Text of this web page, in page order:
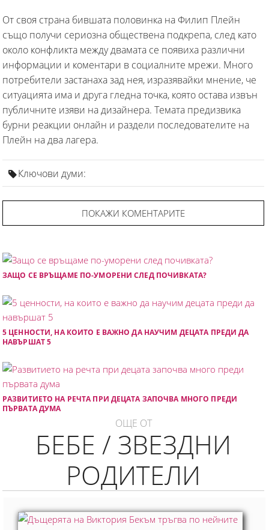
От своя страна бившата половинка на Филип Плейн
също получи сериозна обществена подкрепа, след като
около конфликта между двамата се появиха различни
информации и коментари в социалните мрежи. Много
потребители застанаха зад нея, изразявайки мнение, че
ситуацията има и друга гледна точка, която остава извън
публичните изяви на дизайнера. Темата предизвика
бурни реакции онлайн и раздели последователите на
Плейн на два лагера.
Ключови думи:
ПОКАЖИ КОМЕНТАРИТЕ
ЗАЩО СЕ ВРЪЩАМЕ ПО-УМОРЕНИ СЛЕД ПОЧИВКАТА?
5 ЦЕННОСТИ, НА КОИТО Е ВАЖНО ДА НАУЧИМ ДЕЦАТА ПРЕДИ ДА
НАВЪРШАТ 5
РАЗВИТИЕТО НА РЕЧТА ПРИ ДЕЦАТА ЗАПОЧВА МНОГО ПРЕДИ
ПЪРВАТА ДУМА
ОЩЕ ОТ
БЕБЕ / ЗВЕЗДНИ
РОДИТЕЛИ